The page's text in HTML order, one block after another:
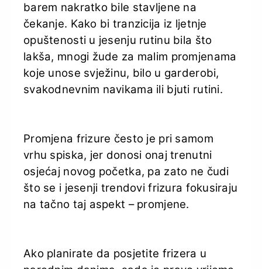
barem nakratko bile stavljene na
čekanje. Kako bi tranzicija iz ljetnje
opuštenosti u jesenju rutinu bila što
lakša, mnogi žude za malim promjenama
koje unose svježinu, bilo u garderobi,
svakodnevnim navikama ili bjuti rutini.
Promjena frizure često je pri samom
vrhu spiska, jer donosi onaj trenutni
osjećaj novog početka, pa zato ne čudi
što se i jesenji trendovi frizura fokusiraju
na tačno taj aspekt – promjene.
Ako planirate da posjetite frizera u